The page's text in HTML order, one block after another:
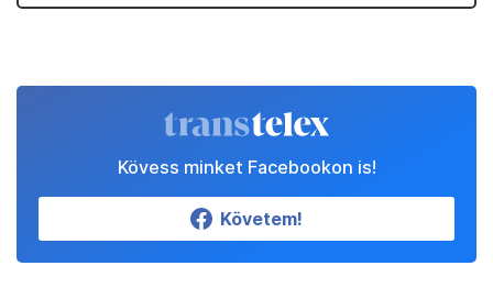
Kövess minket Facebookon is!
Követem!